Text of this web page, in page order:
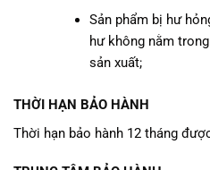
Sản phẩm bị hư
hư không nằm
sản xuất;
THỜI HẠN BẢO HÀNH
Thời hạn bảo hành 12 tháng